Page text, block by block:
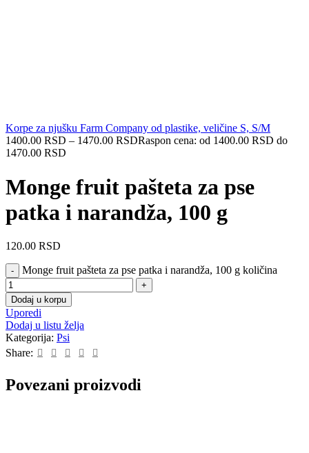
Korpe za njušku Farm Company od plastike, veličine S, S/M
1400.00 RSD – 1470.00 RSDRaspon cena: od 1400.00 RSD do
1470.00 RSD
Monge fruit pašteta za pse
patka i narandža, 100 g
120.00 RSD
Monge fruit pašteta za pse patka i narandža, 100 g količina
Dodaj u korpu
Uporedi
Dodaj u listu želja
Kategorija: Psi
Share:
Povezani proizvodi